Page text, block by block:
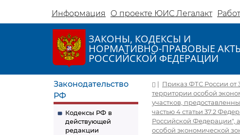
Информация О проекте ЮИС Легалакт
ЗАКОНЫ, КОДЕКСЫ И
НОРМАТИВНО-ПРАВОВЫЕ
РОССИЙСКОЙ ФЕДЕРАЦИИ
Законодательство
РФ
Кодексы РФ в
действующей
редакции
| Приказ ФТС России от
территории особой
участков,
частью 4 статьи 37.2
Российской Федерации",
особой экономической